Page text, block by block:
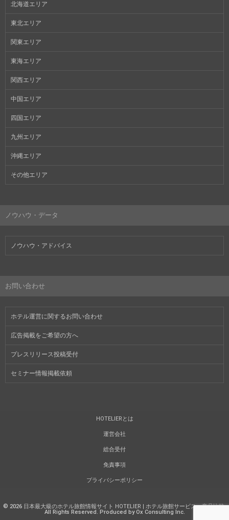
北海道エリア
東北エリア
関東エリア
東海エリア
関西エリア
中国エリア
四国エリア
九州エリア
沖縄エリア
その他エリア
ノウハウ・データ
ノウハウ・アドバイス
お問い合わせ
ホテル運営に関するお問い合わせ
広告掲載をご希望の方へ
プレスリリース投稿受付
セミナー情報掲載依頼
HOTELIERとは
運営会社
総合受付
免責事項
プライバシーポリシー
© 2026 日本最大級のホテル旅館情報サイト HOTELIER | ホテル旅館サービス・商品比較.
All Rights Reserved. Produced by Ox Consulting Inc.